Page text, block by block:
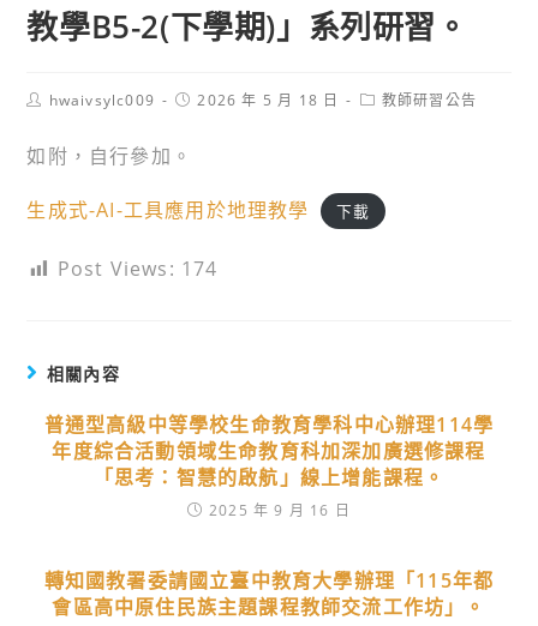
教學B5-2(下學期)」系列研習。
Posthwaivsylc009
Post2026 年 5 月 18 日
Post教師研習公告
如附，自行參加。
生成式-AI-工具應用於地理教學 下載
Post Views: 174
相關內容
普通型高級中等學校生命教育學科中心辦理114學
年度綜合活動領域生命教育科加深加廣選修課程
「思考：智慧的啟航」線上增能課程。
2025 年 9 月 16 日
轉知國教署委請國立臺中教育大學辦理「115年都
會區高中原住民族主題課程教師交流工作坊」。